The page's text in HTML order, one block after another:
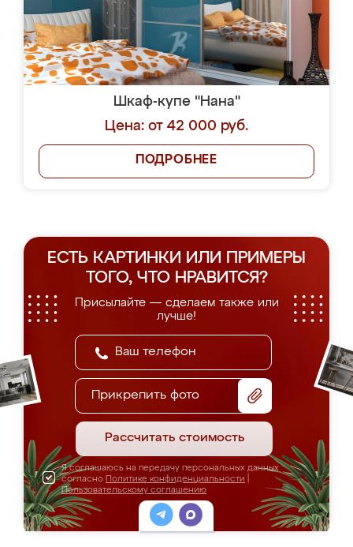
Шкаф-купе "Нана"
Цена: от 42 000 руб.
ПОДРОБНЕЕ
ЕСТЬ КАРТИНКИ ИЛИ ПРИМЕРЫ
ТОГО, ЧТО НРАВИТСЯ?
Присылайте — сделаем также или
лучше!
Прикрепить фото
Рассчитать стоимость
Я соглашаюсь на передачу персональных данных
согласно Политике конфиденциальности
Пользовательскому соглашению